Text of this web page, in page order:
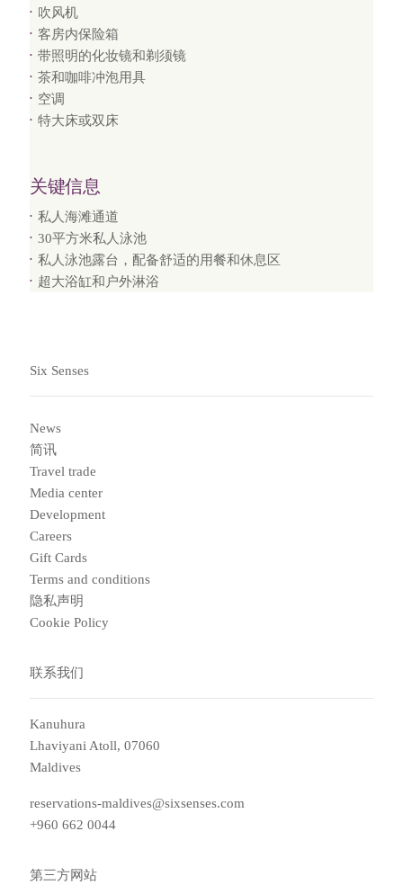
吹风机
客房内保险箱
带照明的化妆镜和剃须镜
茶和咖啡冲泡用具
空调
特大床或双床
关键信息
私人海滩通道
30平方米私人泳池
私人泳池露台，配备舒适的用餐和休息区
超大浴缸和户外淋浴
Six Senses
News
简讯
Travel trade
Media center
Development
Careers
Gift Cards
Terms and conditions
隐私声明
Cookie Policy
联系我们
Kanuhura
Lhaviyani Atoll, 07060
Maldives
reservations-maldives@sixsenses.com
+960 662 0044
第三方网站